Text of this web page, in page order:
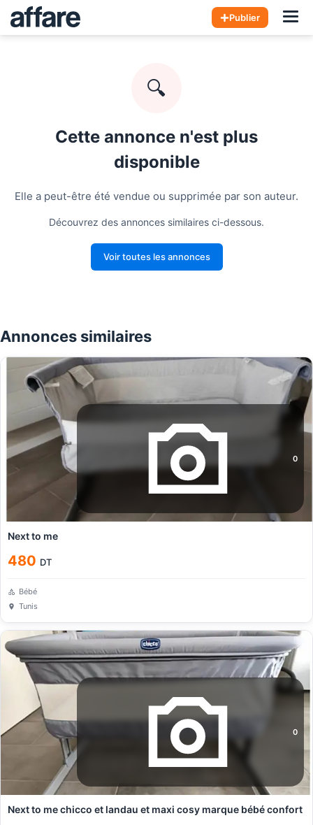
Publier
🔍
Cette annonce n'est plus
disponible
Elle a peut-être été vendue ou supprimée par son auteur.
Découvrez des annonces similaires ci-dessous.
Voir toutes les annonces
Annonces similaires
0
Next to me
480 DT
Bébé
Tunis
0
Next to me chicco et landau et maxi cosy marque bébé confort